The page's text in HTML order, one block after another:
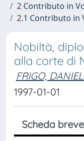
2 Contributo in
2.1 Contributo in
Nobiltà,
alla corte di
FRIGO,
1997-01-01
Scheda breve